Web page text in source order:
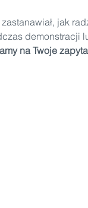
jak
demonstracji
na Twoje